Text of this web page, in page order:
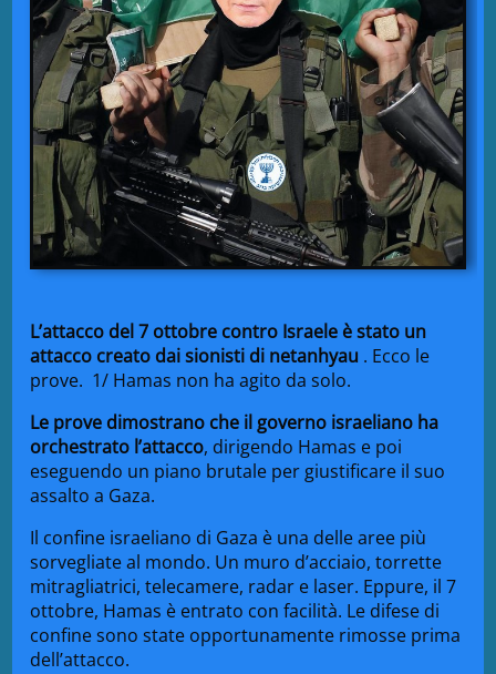
L’attacco del 7 ottobre contro Israele è stato un
attacco creato dai sionisti di netanhyau . Ecco le
prove. 1/ Hamas non ha agito da solo.
Le prove dimostrano che il governo israeliano ha
orchestrato l’attacco, dirigendo Hamas e poi
eseguendo un piano brutale per giustificare il suo
assalto a Gaza.
Il confine israeliano di Gaza è una delle aree più
sorvegliate al mondo. Un muro d’acciaio, torrette
mitragliatrici, telecamere, radar e laser. Eppure, il 7
ottobre, Hamas è entrato con facilità. Le difese di
confine sono state opportunamente rimosse prima
dell’attacco.